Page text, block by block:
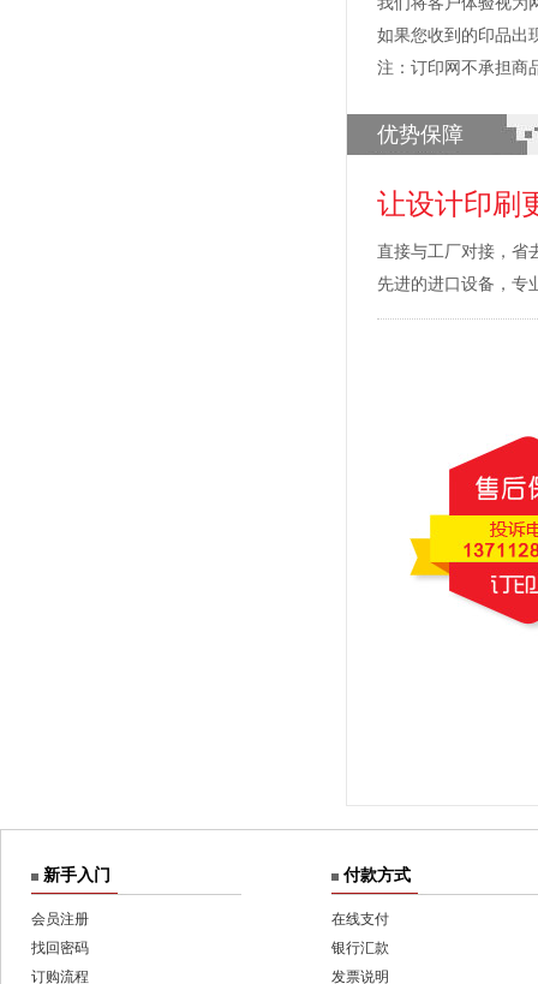
如果您收到的印品出
注：订印网不承担商
优势保障
让设计印刷
直接与工厂对接，省
先进的进口设备，专
新手入门
会员注册
找回密码
订购流程
付款方式
在线支付
银行汇款
发票说明